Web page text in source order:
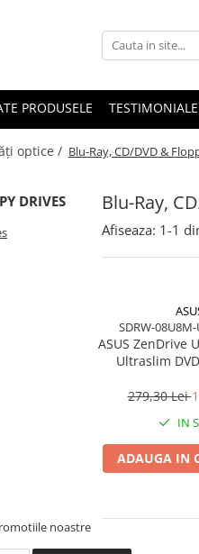
PRODUSELE TESTIMONIALE
optice / Blu-Ray, CD/DVD &
Blu-Ray,
DRIVES
Afiseaza: 1-1
SDRW-
ASUS ZenDrive
Ultraslim
279,30 Lei
IN
ADAUGA IN
noastre